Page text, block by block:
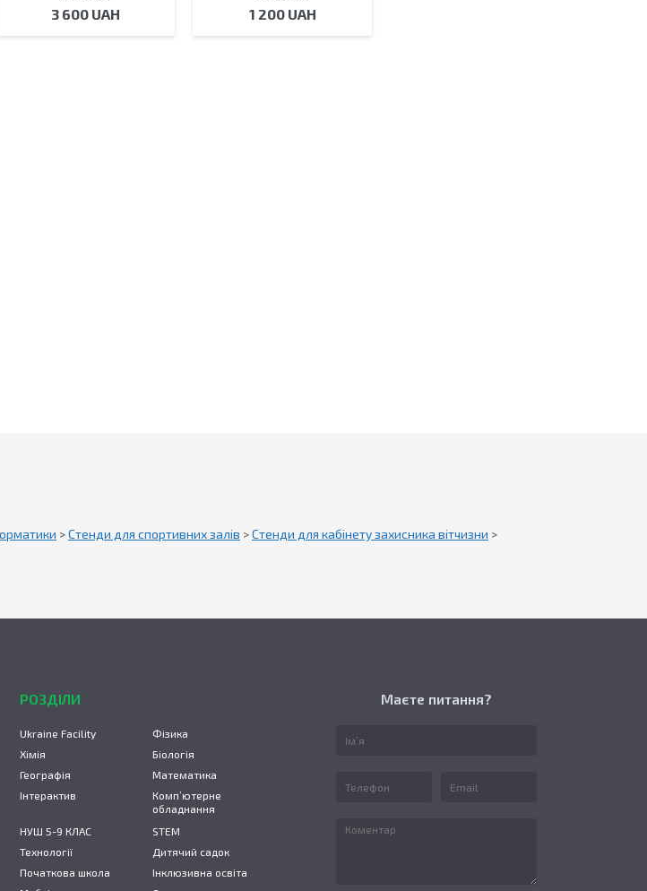
3 600 UAH 1 200 UAH
>Стенди для спортивних залів >Стенди для кабінету захисника вітчизни >
РОЗДІЛИ
Ukraine Facility
Фізика
Хімія
Біологія
Географія
Математика
Інтерактив
Комп’ютерне
обладнання
НУШ 5-9 КЛАС
STEM
Технології
Дитячий садок
Початкова школа
Інклюзивна освіта
Маєте питання?